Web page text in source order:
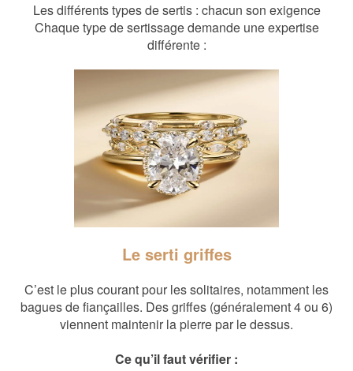
Les différents types de sertis : chacun son exigence
Chaque type de sertissage demande une expertise
différente :
Le serti griffes
C’est le plus courant pour les solitaires, notamment les
bagues de fiançailles. Des griffes (généralement 4 ou 6)
viennent maintenir la pierre par le dessus.
Ce qu’il faut vérifier :